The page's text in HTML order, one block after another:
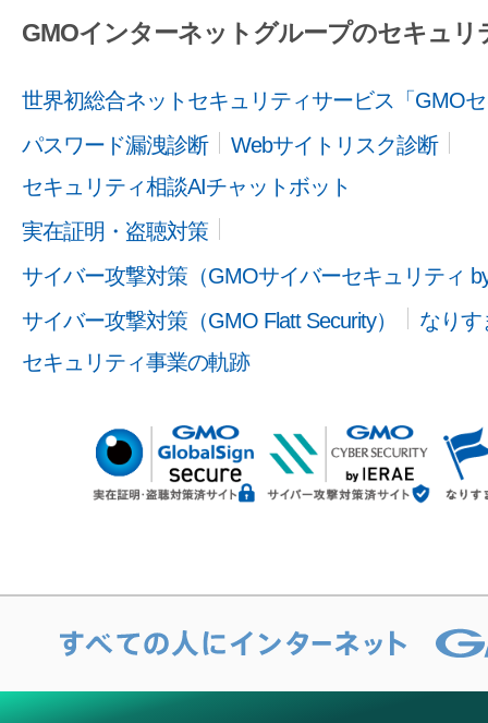
GMOインターネットグループのセキュリ
世界初総合ネットセキュリティサービス「GMO
パスワード漏洩診断
Webサイトリスク診断
セキュリティ相談AIチャットボット
実在証明・盗聴対策
サイバー攻撃対策（GMOサイバーセキュリティ
サイバー攻撃対策（GMO Flatt Security）
なりす
セキュリティ事業の軌跡